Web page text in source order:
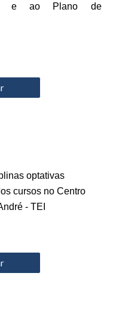
e ao Plano de
optativas
cursos no Centro
- TEI